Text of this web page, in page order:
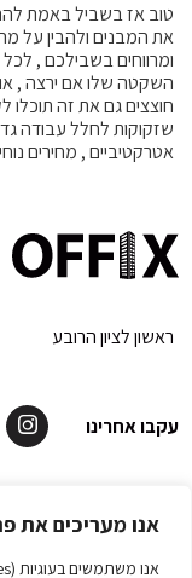
אנו מעריכים את
טוב אז בשביל באמת
את המבנים ולהבין על
ומרווחים בשבילכם ,
השקטה שלו אם ירצה ,
חוצצים גם את זה
שזקוקות לחלל עבודה
אטרקטיביים , מחירים
ראשון לציון הרובע
עקבו אחרינו